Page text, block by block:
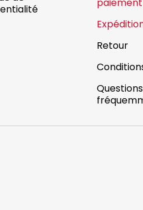
Retour
Questions